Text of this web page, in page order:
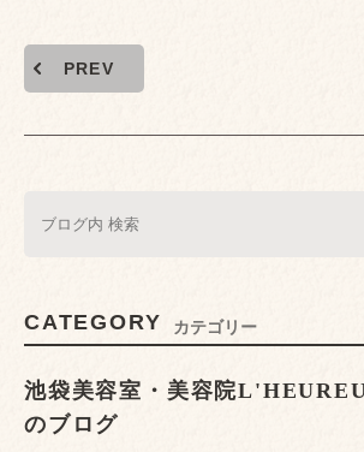
PREV
CATEGORY カテゴリー
池袋美容室・美容院
のブログ